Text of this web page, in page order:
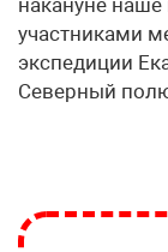
участниками
экспедиции
Северный